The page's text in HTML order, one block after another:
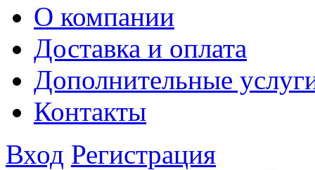
О компании
Доставка и оплата
Дополнительные
Контакты
Вход Регистрация